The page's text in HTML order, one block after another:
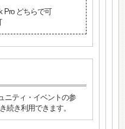
Pro どちらで可
ニティ・イベントの参
続き利用できます。